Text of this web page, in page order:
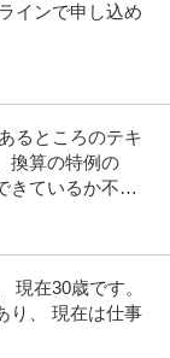
ソシエイト／マ
ンサルティング ※会
提供：ビズリーチ
る”プロフェッシ
インで申し込め
るところのテキ
換算の特例の
きているか不安
現在30歳です。
り、 現在は仕事